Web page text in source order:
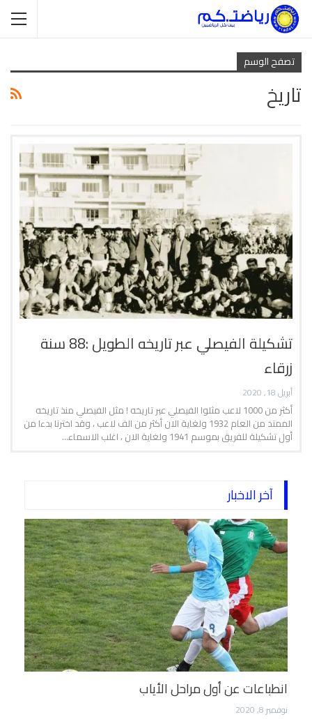
تصفح الوسم
تاريخ
تشكيلة الفيصلي عبر تاريخه الطويل :88 سنة
زرقاء
أبريل 18, 2020
أكثر من 1000 لاعب مثلوا الفيصلي عبر تاريخه ! مثل الفيصلي منذ تاريخه
الممتد من العام 1932 ولغاية الان أكثر من الف لاعب ، وقد اخترنا بدءا من
أول تشكيلة للفريق بموسم 1941 ولغاية الان ، اغلب الاسماء…
آخر الاخبار
انطباعات عن أول مراحل الأياب
نوفمبر 8, 2020